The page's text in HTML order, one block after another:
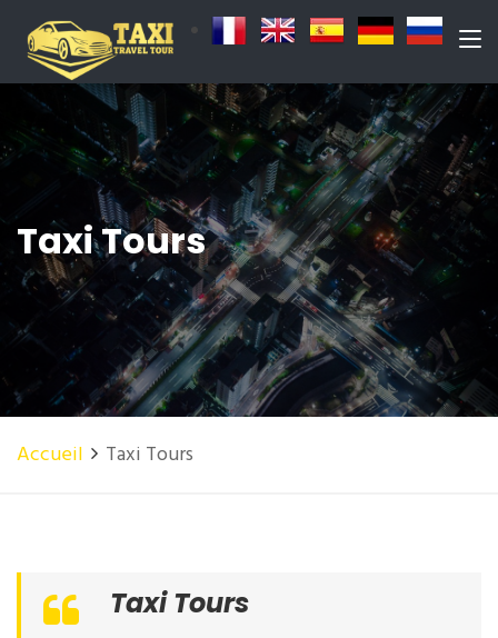
Taxi Tours
Accueil Taxi Tours
Taxi Tours